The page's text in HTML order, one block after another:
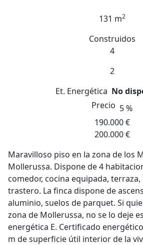
131 m2
Construidos
4
2
Et. Energética No
Precio 5 %
190.000 €
200.000 €
Maravilloso piso en la zona de los
Mollerussa. Dispone de 4
comedor, cocina equipada,
trastero. La finca dispone de
aluminio, suelos de parquet. Si
zona de Mollerussa, no se lo deje
energética E. Certificado energético
m de superficie útil interior de la